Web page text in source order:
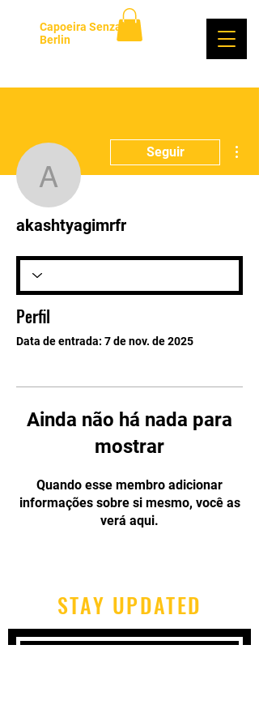
Capoeira Senzala
Berlin
akashtyagimrfr
Seguir
akashtyagimrfr
Perfil
Data de entrada: 7 de nov. de 2025
Ainda não há nada para
mostrar
Quando esse membro adicionar
informações sobre si mesmo, você as
verá aqui.
STAY UPDATED